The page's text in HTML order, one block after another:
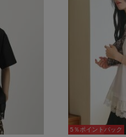
5％ポイントバック